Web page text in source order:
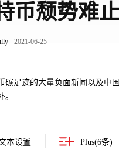
币颓势难
2021-06-25
碳足迹的大量负面新闻以及中
。
本设置 Plus(6条)